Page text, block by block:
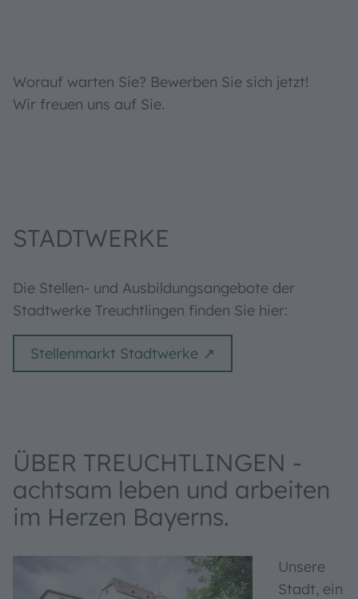
Worauf warten Sie? Bewerben Sie sich jetzt!
Wir freuen uns auf Sie.
STADTWERKE
Die Stellen- und Ausbildungsangebote der
Stadtwerke Treuchtlingen finden Sie hier:
Stellenmarkt Stadtwerke
ÜBER TREUCHTLINGEN -
achtsam leben und arbeiten
im Herzen Bayerns.
Unsere
Stadt, ein